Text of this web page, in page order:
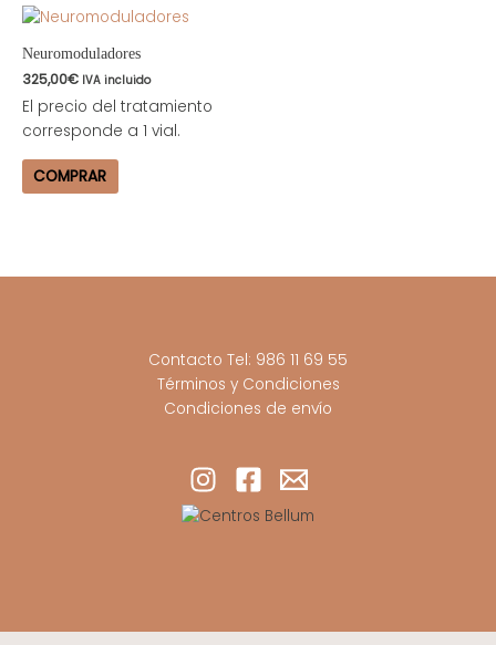
Neuromoduladores
325,00€ IVA incluido
El precio del tratamiento
corresponde a 1 vial.
COMPRAR
Contacto Tel: 986 11 69 55
Términos y Condiciones
Condiciones de envío